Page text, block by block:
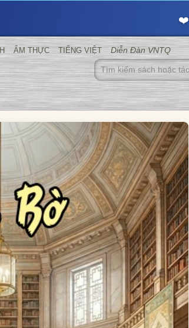
❤️
ẨM THỰC TIẾNG VIỆT Diễn Đàn VNTQ